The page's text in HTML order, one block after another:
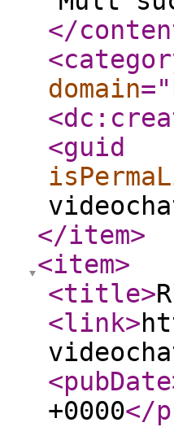
</
domain="
<guid
</item>
<item>
<title>
<link>
<pubDate
+0000</